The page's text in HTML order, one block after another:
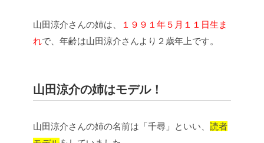
山田涼介さんの姉は、
１９９１年５月１１日生ま
れで、年齢は山田涼介さんより２歳年上です。
山田涼介の姉はモデル！
山田涼介さんの姉の名前は「千尋」といい、 読者